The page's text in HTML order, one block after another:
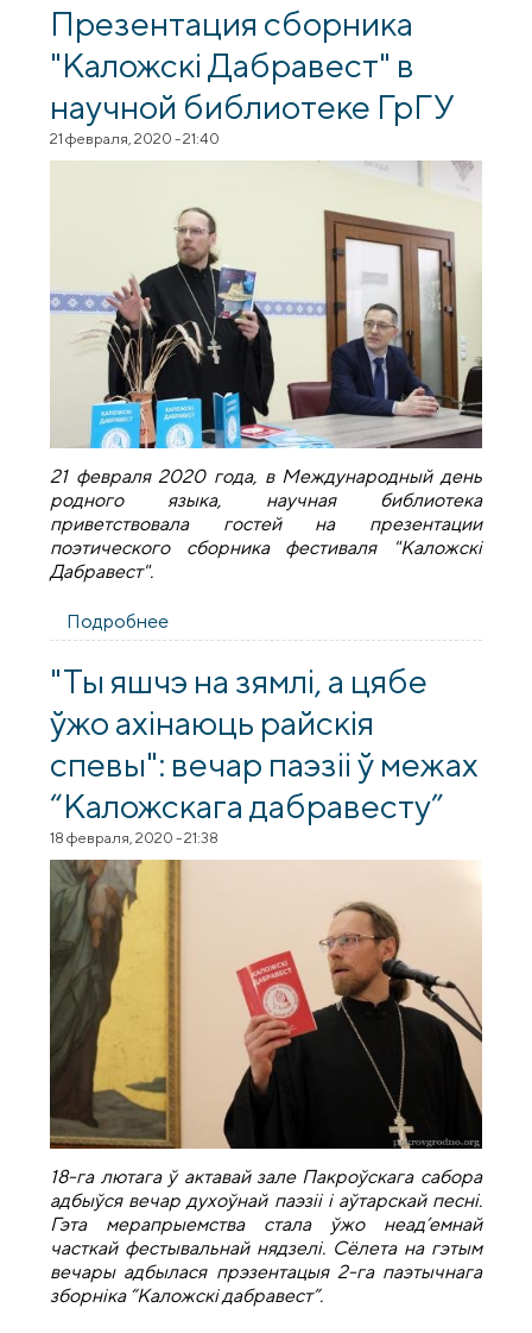
Презентация сборника
"Каложскі Дабравест" в
научной библиотеке ГрГУ
21 февраля, 2020 - 21:40
21 февраля 2020 года, в Международный день
родного языка, научная библиотека
приветствовала гостей на презентации
поэтического сборника фестиваля "Каложскі
Дабравест".
Подробнее
Дабравест" в научной библиотеке ГрГУ
"Ты яшчэ на зямлі, а цябе
ўжо ахінаюць райскія
спевы": вечар паэзіі ў межах
“Каложскага дабравесту”
18 февраля, 2020 - 21:38
18-га лютага ў актавай зале Пакроўскага сабора
адбыўся вечар духоўнай паэзіі і аўтарскай песні.
Гэта мерапрыемства стала ўжо неад’емнай
часткай фестывальнай нядзелі. Сёлета на гэтым
вечары адбылася прэзентацыя 2-га паэтычнага
зборніка “Каложскі дабравест”.